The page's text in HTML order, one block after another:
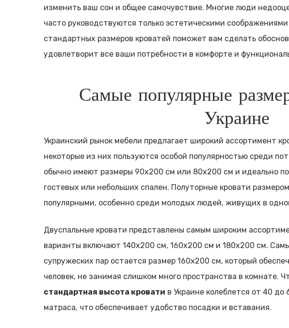
изменить ваш сон и общее самочувствие. Многие люди
часто руководствуются только эстетическими
стандартных размеров кроватей поможет вам сделать
удовлетворит все ваши потребности в комфорте и
Самые популярные
Украине
Украинский рынок мебели предлагает широкий ассортимент
некоторые из них пользуются особой популярностью среди
обычно имеют размеры 90х200 см или 80х200 см и идеально
гостевых или небольших спален. Полуторные кровати
популярными, особенно среди молодых людей, живущих в
Двуспальные кровати представлены самым широким
варианты включают 140х200 см, 160х200 см и 180х200 см.
супружеских пар остается размер 160х200 см, который
человек, не занимая слишком много пространства в комнате.
стандартная высота кровати в Украине колеблется от 40
матраса, что обеспечивает удобство посадки и вставания.